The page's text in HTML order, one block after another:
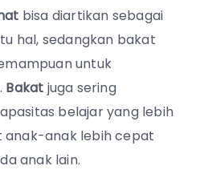
bisa diartikan sebagai
hal, sedangkan bakat
untuk
Bakat juga sering
belajar yang lebih
anak-anak lebih cepat
anak lain.